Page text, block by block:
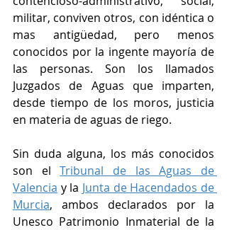
militar, conviven otros, con idéntica o
mas antigüedad, pero menos
conocidos por la ingente mayoría de
las personas. Son los llamados
Juzgados de Aguas que imparten,
desde tiempo de los moros, justicia
en materia de aguas de riego.
Sin duda alguna, los más conocidos
son el Tribunal de las Aguas de
Valencia y la Junta de Hacendados de
Murcia, ambos declarados por la
Unesco Patrimonio Inmaterial de la